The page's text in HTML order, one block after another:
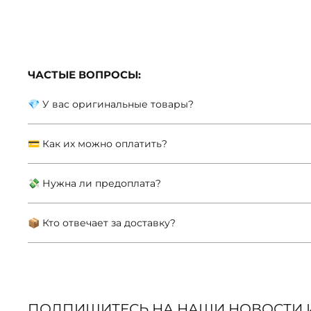
ЧАСТЫЕ ВОПРОСЫ:
💎 У вас оригинальные товары?
💳 Как их можно оплатить?
💸 Нужна ли предоплата?
📦 Кто отвечает за доставку?